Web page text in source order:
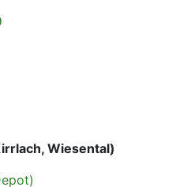
Wiesental)